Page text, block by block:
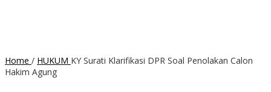
Home / HUKUM KY Surati Klarifikasi DPR Soal Penolakan Calon
Hakim Agung